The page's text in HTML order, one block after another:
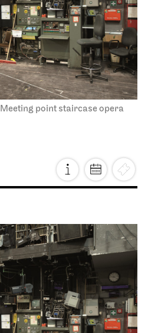
Meeting point staircase opera